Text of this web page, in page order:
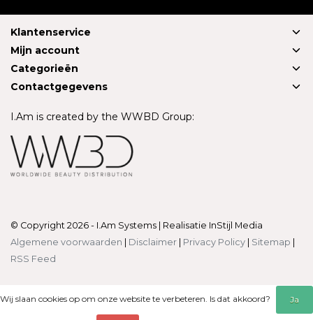
Klantenservice
Mijn account
Categorieën
Contactgegevens
I.Am is created by the WWBD Group:
© Copyright 2026 - I.Am Systems | Realisatie InStijl Media
Algemene voorwaarden | Disclaimer | Privacy Policy | Sitemap |
RSS Feed
Wij slaan cookies op om onze website te verbeteren. Is dat akkoord? Ja